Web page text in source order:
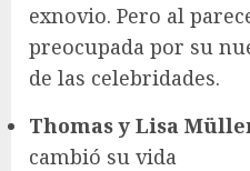
exnovio. Pero al
preocupada por su
de las celebridades.
Thomas y Lisa
cambió su vida